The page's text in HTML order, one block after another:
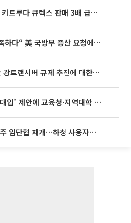
대신證 “알테오젠, 키트루다 큐렉스 판매 3배 급증…목표가 41만원 상향”
[특징주] “탄약 부족하다“ 美 국방부 증산 요청에⋯국내 방산주 급등세
[특징주] 美 중국산 광트랜시버 규제 추진에 대한광통신 등 광통신株 강세
에 교육청·지역대학 서·논술형 입시 연계 '착수'
현대차·기아, 이번 주 임단협 재개…하청 사용자성 재심도 ‘변수’